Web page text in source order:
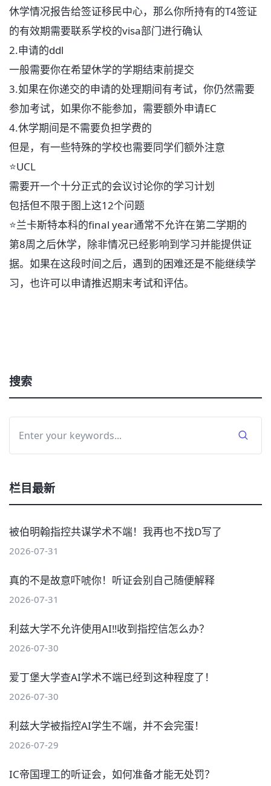
休学情况报告给签证移民中心，那么你所持有的T4签证
的有效期需要联系学校的visa部门进行确认
2.申请的ddl
一般需要你在希望休学的学期结束前提交
3.如果在你递交的申请的处理期间有考试，你仍然需要
参加考试，如果你不能参加，需要额外申请EC
4.休学期间是不需要负担学费的
但是，有一些特殊的学校也需要同学们额外注意
⭐UCL
需要开一个十分正式的会议讨论你的学习计划
包括但不限于图上这12个问题
⭐兰卡斯特本科的final year通常不允许在第二学期的
第8周之后休学，除非情况已经影响到学习并能提供证
据。如果在这段时间之后，遇到的困难还是不能继续学
习，也许可以申请推迟期末考试和评估。
搜索
栏目最新
被伯明翰指控共谋学术不端！我再也不找D写了
2026-07-31
真的不是故意吓唬你！听证会别自己随便解释
2026-07-31
利兹大学不允许使用AI‼️收到指控信怎么办？
2026-07-30
爱丁堡大学查AI学术不端已经到这种程度了！
2026-07-30
利兹大学被指控AI学生不端，并不会完蛋！
2026-07-29
IC帝国理工的听证会，如何准备才能无处罚？